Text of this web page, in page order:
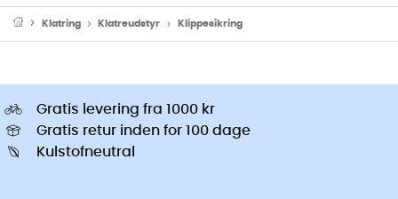
Klatring Klatreudstyr Klippesikring
Gratis levering fra 1000 kr
Gratis retur inden for 100 dage
Kulstofneutral